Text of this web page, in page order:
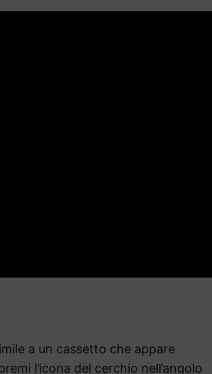
a un cassetto che appare
l’icona del cerchio nell’angolo